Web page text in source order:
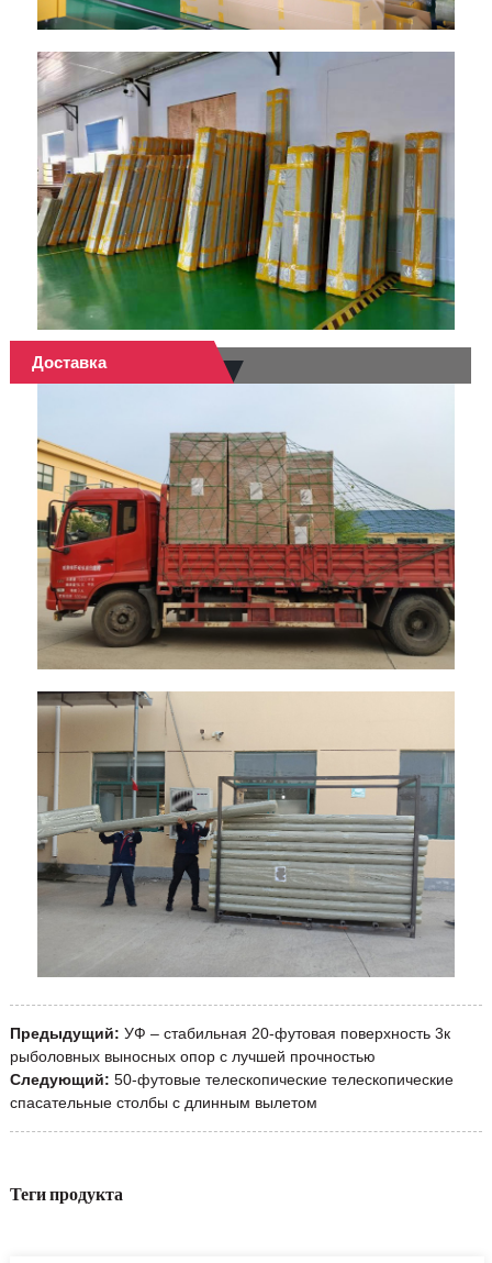
Доставка
Предыдущий: УФ – стабильная 20-футовая поверхность 3к
рыболовных выносных опор с лучшей прочностью
Следующий: 50-футовые телескопические телескопические
спасательные столбы с длинным вылетом
Теги продукта